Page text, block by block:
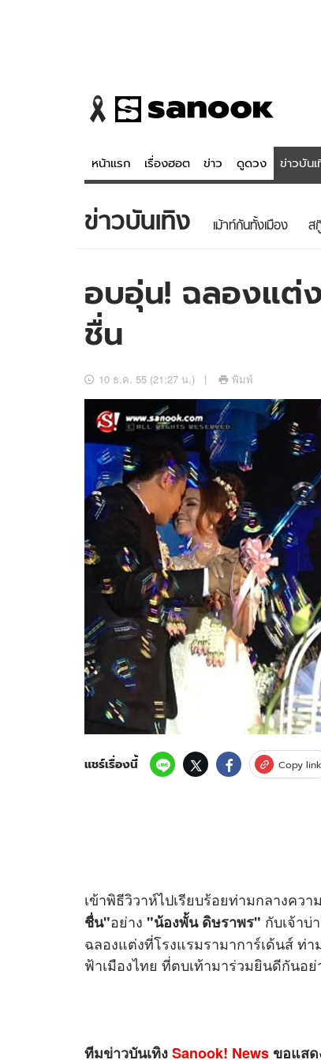
หน้าแรก เรื่องฮอต ข่าว ดูดวง ข่าวบัน
ข่าว
ข่าวบันเทิง
ข่าวกีฬา
ข่าวเศรษฐกิจ
อัปเดตจีน
เช็กข่าวชัวร์
ดูดว
สถิติห
ดาวน์โหลดสนุกแอปฟรี ติดตาม
สงวนลิขสิทธิ์ ©2569บริษัท อิมเมจ ฟิวเจอร์ (ประเทศไทย) จำกัด
ข่าวบันเทิง เม้าท์กันทั้งเมือง ส
อบอุ่น! ฉลองแต่
ชื่น
10 ธ.ค. 55 (21:27 น.) พิมพ์
แชร์เรื่องนี้ Copy link
เข้าพิธีวิวาห์ไปเรียบร้อยท่ามกลางคว
ชื่น"อย่าง "น้องพั้น ดิษราพร" กับเจ้าบ่
ฉลองแต่งที่โรงแรมรามาการ์เด้นส์
ฟ้าเมืองไทย ที่ตบเท้ามาร่วมยินดีกันอ
ทีมข่าวบันเทิงSanook! News ขอแส